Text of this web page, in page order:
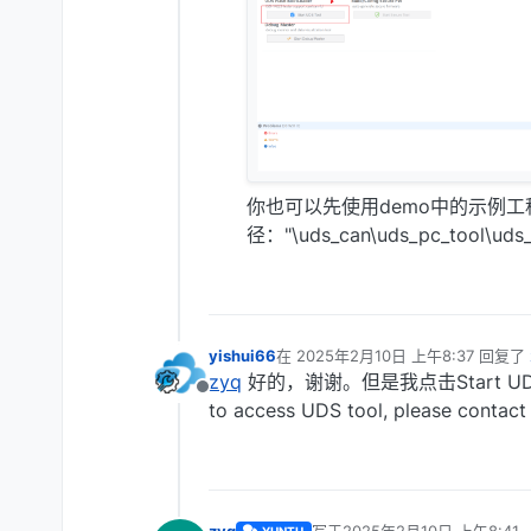
你也可以先使用demo中的示例工
径：
离线
yishui66在 2025年2月10日 上午8:37 回复了
最后由 编辑
zyq 好的，谢谢。但是我点击Start
to access UDS tool, please contact